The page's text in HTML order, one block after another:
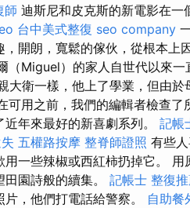
師 迪斯尼和皮克斯的新電影在一
台中美式整復 seo company
開朗，寬鬆的傢伙，從根本上
（Miguel）的家人自世代以來
大衛一樣，他上了學業，但由
可用之前，我們的編輯者檢查了
年來最好的新喜劇系列。 記帳
五權路按摩 整脊師證照 有些
一些辣椒或西紅柿扔掉它。
園詩般的續集。 記帳士 整復
，他們打電話給警察。 自助餐